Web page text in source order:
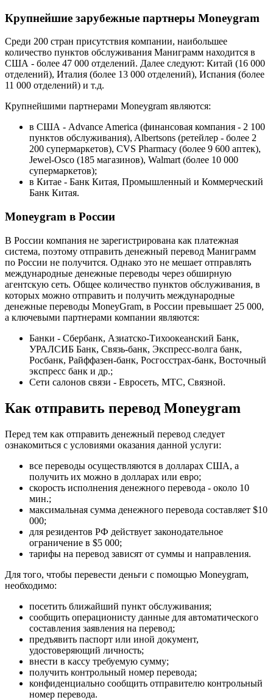
Крупнейшие зарубежные партнеры Moneygram
Среди 200 стран присутствия компании, наибольшее
количество пунктов обслуживания Маниграмм находится в
США - более 47 000 отделений. Далее следуют: Китай (16 000
отделений), Италия (более 13 000 отделений), Испания (более
11 000 отделений) и т.д.
Крупнейшими партнерами Moneygram являются:
в США - Advance America (финансовая компания - 2 100
пунктов обслуживания), Albertsons (ретейлер - более 2
200 супермаркетов), CVS Pharmacy (более 9 600 аптек),
Jewel-Osco (185 магазинов), Walmart (более 10 000
супермаркетов);
в Китае - Банк Китая, Промышленный и Коммерческий
Банк Китая.
Moneygram в России
В России компания не зарегистрирована как платежная
система, поэтому отправить денежный перевод Маниграмм
по России не получится. Однако это не мешает отправлять
международные денежные переводы через обширную
агентскую сеть. Общее количество пунктов обслуживания, в
которых можно отправить и получить международные
денежные переводы MoneyGram, в России превышает 25 000,
а ключевыми партнерами компании являются:
Банки - Сбербанк, Азиатско-Тихоокеанский Банк,
УРАЛСИБ Банк, Связь-банк, Экспресс-волга банк,
Росбанк, Райффазен-банк, Росгосстрах-банк, Восточный
экспресс банк и др.;
Сети салонов связи - Евросеть, МТС, Связной.
Как отправить перевод Moneygram
Перед тем как отправить денежный перевод следует
ознакомиться с условиями оказания данной услуги:
все переводы осуществляются в долларах США, а
получить их можно в долларах или евро;
скорость исполнения денежного перевода - около 10
мин.;
максимальная сумма денежного перевода составляет $10
000;
для резидентов РФ действует законодательное
ограничение в $5 000;
тарифы на перевод зависят от суммы и направления.
Для того, чтобы перевести деньги с помощью Moneygram,
необходимо:
посетить ближайший пункт обслуживания;
сообщить операционисту данные для автоматического
составления заявления на перевод;
предъявить паспорт или иной документ,
удостоверяющий личность;
внести в кассу требуемую сумму;
получить контрольный номер перевода;
конфиденциально сообщить отправителю контрольный
номер перевода.